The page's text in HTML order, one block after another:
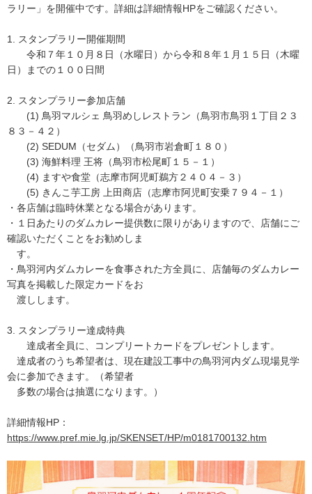
ラリー」を開催中です。詳細は詳細情報HPをご確認ください。
1. スタンプラリー開催期間
令和７年１０月８日（水曜日）から令和８年１月１５日（木曜
日）までの１００日間
2. スタンプラリー参加店舗
(1) 鳥羽マルシェ 鳥羽めしレストラン（鳥羽市鳥羽１丁目２３
８３－４２）
(2) SEDUM（セダム）（鳥羽市岩倉町１８０）
(3) 海鮮料理 王将（鳥羽市松尾町１５－１）
(4) ますや食堂（志摩市阿児町鵜方２４０４－３）
(5) きんこ芋工房 上田商店（志摩市阿児町安乗７９４－１）
・各店舗は臨時休業となる場合があります。
・１日あたりのダムカレー提供数に限りがありますので、店舗にご
確認いただくことをお勧めしま
す。
・鳥羽河内ダムカレーを食事された方全員に、店舗毎のダムカレー
写真を掲載した限定カードをお
渡しします。
3. スタンプラリー達成特典
達成者全員に、コンプリートカードをプレゼントします。
達成者のうち希望者は、現在建設工事中の鳥羽河内ダム現場見学
会に参加できます。（希望者
多数の場合は抽選になります。）
詳細情報HP：
https://www.pref.mie.lg.jp/SKENSET/HP/m0181700132.htm